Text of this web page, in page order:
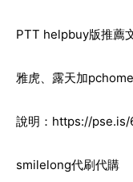
PTT helpbuy版推薦
雅虎、露天加
說明： https://pse.is/
smilelong代刷代購